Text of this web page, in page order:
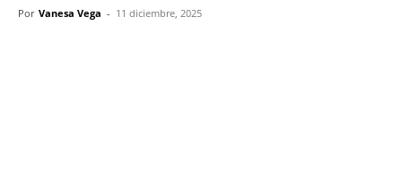
Por Vanesa Vega - 11 diciembre, 2025